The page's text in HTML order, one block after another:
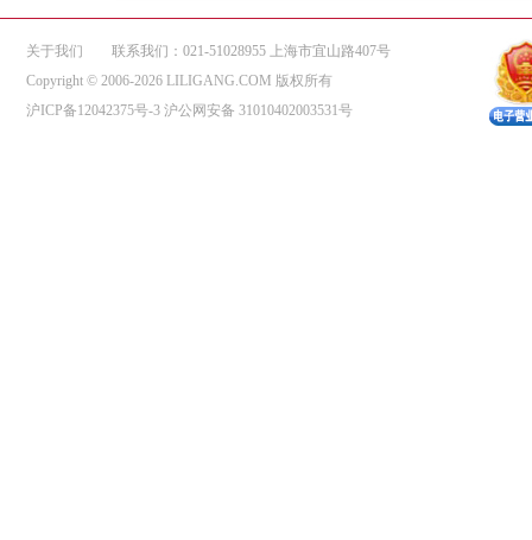
关于我们
联系我们：021-51028955 上海市宜山路407号
Copyright © 2006-2026 LILIGANG.COM 版权所有
沪ICP备12042375号-3 沪公网安备 31010402003531号